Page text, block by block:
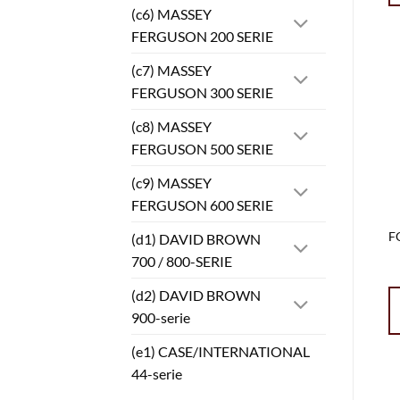
(c6) MASSEY
FERGUSON 200 SERIE
(c7) MASSEY
FERGUSON 300 SERIE
(c8) MASSEY
FERGUSON 500 SERIE
(c9) MASSEY
FERGUSON 600 SERIE
(d1) DAVID BROWN
700 / 800-SERIE
(d2) DAVID BROWN
900-serie
(e1) CASE/INTERNATIONAL
44-serie